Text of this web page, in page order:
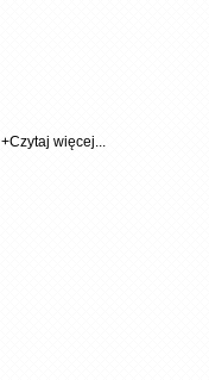
+Czytaj więcej...